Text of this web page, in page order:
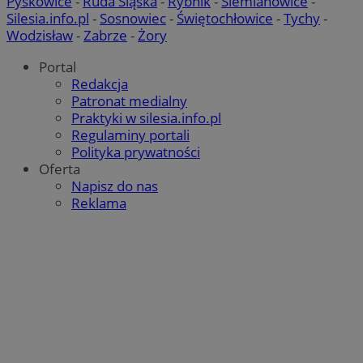
Silesia.info.pl - Sosnowiec- Świętochłowice -Tychy-
Wodzisław-Zabrze -Żory
Portal
Redakcja
Patronat medialny
Praktyki w silesia.info.pl
Regulaminy portali
Polityka prywatności
Oferta
Napisz do nas
Reklama
QeSessID zabrze.com.pl 1 rok
MvSessID
__cf_bm